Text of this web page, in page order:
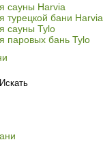
сауны Harvia
турецкой бани Harvia
сауны Tylo
паровых бань Tylo